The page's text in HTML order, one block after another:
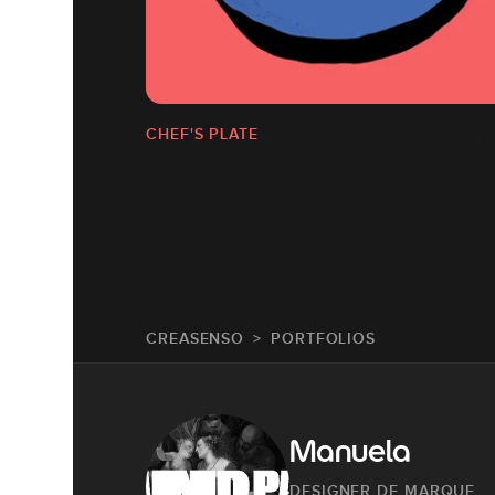
CHEF'S PLATE
CREASENSO PORTFOLIOS
Manuela
DESIGNER DE MARQUE